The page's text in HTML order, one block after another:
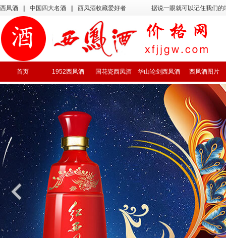
西凤酒 中国四大名酒 西凤酒收藏爱好者 据说一眼就可以记住我们
首页 1952西凤酒 国花瓷西凤酒 华山论剑西凤酒 西凤酒图片